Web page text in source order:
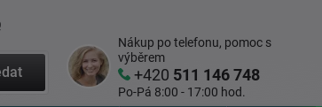
Nákup po telefonu, pomoc s
výběrem
+420 511 146 748
Po-Pá 8:00 - 17:00 hod.